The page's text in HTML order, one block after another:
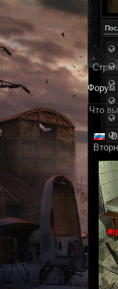
Форум
Что